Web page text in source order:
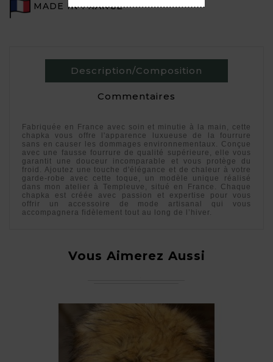
MADE IN FRANCE
Description/Composition
Commentaires
Fabriquée en France avec soin et minutie à la main, cette
chapka vous offre l'apparence luxueuse de la fourrure
sans en causer les dommages environnementaux. Conçue
avec une fausse fourrure de qualité supérieure, elle vous
garantit une douceur incomparable et vous protège du
froid. Ajoutez une touche d'élégance et de chaleur à votre
garde-robe avec cette toque, un modèle unique réalisé
dans mon atelier à Templeuve, situé en France. Chaque
chapka est créée avec passion et expertise pour vous
offrir un accessoire de mode artisanal qui vous
accompagnera fidèlement tout au long de l’hiver.
Vous Aimerez Aussi